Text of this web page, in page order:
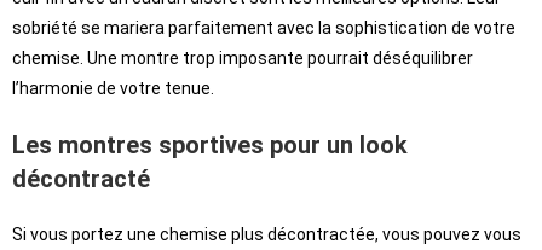
sobriété se mariera parfaitement avec la sophistication de votre
chemise. Une montre trop imposante pourrait déséquilibrer
l’harmonie de votre tenue.
Les montres sportives pour un look
décontracté
Si vous portez une chemise plus décontractée, vous pouvez vous